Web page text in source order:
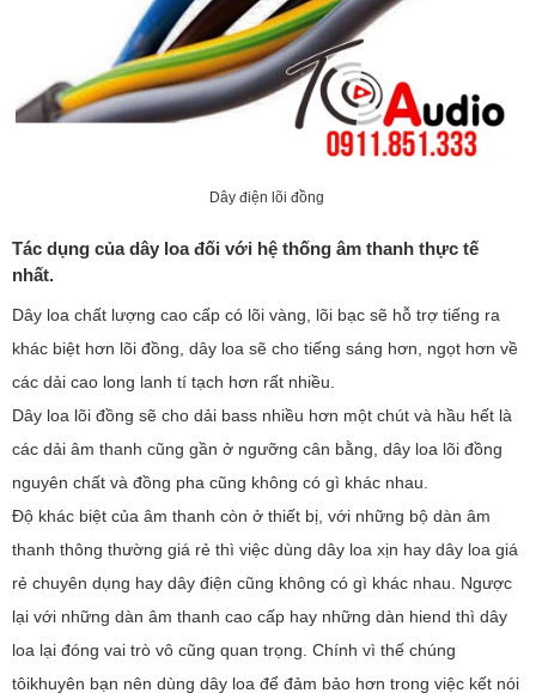
Dây điện lõi đồng
Tác dụng của dây loa đối với hệ thống âm thanh thực tế
nhất.
Dây loa chất lượng cao cấp có lõi vàng, lõi bạc sẽ hỗ trợ tiếng ra
khác biệt hơn lõi đồng, dây loa sẽ cho tiếng sáng hơn, ngọt hơn về
các dải cao long lanh tí tạch hơn rất nhiều.
Dây loa lõi đồng sẽ cho dải bass nhiều hơn một chút và hầu hết là
các dải âm thanh cũng gần ở ngưỡng cân bằng, dây loa lõi đồng
nguyên chất và đồng pha cũng không có gì khác nhau.
Độ khác biệt của âm thanh còn ở thiết bị, với những bộ dàn âm
thanh thông thường giá rẻ thì việc dùng dây loa xịn hay dây loa giá
rẻ chuyên dụng hay dây điện cũng không có gì khác nhau. Ngược
lại với những dàn âm thanh cao cấp hay những dàn hiend thì dây
loa lại đóng vai trò vô cũng quan trọng. Chính vì thế chúng
tôikhuyên bạn nên dùng dây loa để đảm bảo hơn trong việc kết nói